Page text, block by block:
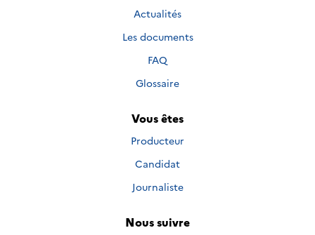
Actualités
Les documents
FAQ
Glossaire
Vous êtes
Producteur
Candidat
Journaliste
Nous suivre